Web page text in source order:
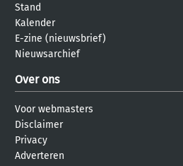
Stand
Kalender
E-zine (nieuwsbrief)
Nieuwsarchief
Over ons
Voor webmasters
Disclaimer
Privacy
Adverteren